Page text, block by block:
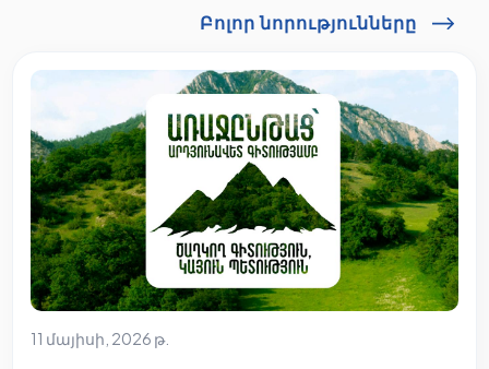
Բոլոր նորությունները
11 մայիսի, 2026 թ.